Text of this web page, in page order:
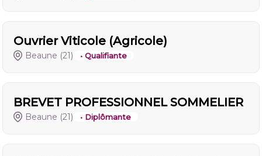
Ouvrier Viticole (Agricole)
Beaune (21) • Qualifiante
BREVET PROFESSIONNEL SOMMELIER
Beaune (21) • Diplômante